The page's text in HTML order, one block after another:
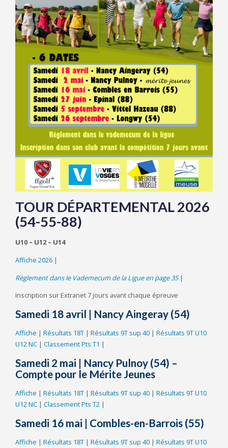
TOUR DÉPARTEMENTAL 2026
(54-55-88)
U10 – U12 – U14
Affiche 2026 |
Règlement dans le Vademecum de la Ligue en page 35 |
Inscription sur Extranet 7 jours avant chaque épreuve
Samedi 18 avril | Nancy Aingeray (54)
Affiche | Résultats 18T | Résultats 9T sup 40 | Résultats 9T U10
U12 NC | Classement Pts T1 |
Samedi 2 mai | Nancy Pulnoy (54) –
Compte pour le Mérite Jeunes
Affiche | Résultats 18T | Résultats 9T sup 40 | Résultats 9T U10
U12 NC | Classement Pts T2 |
Samedi 16 mai | Combles-en-Barrois (55)
Affiche | Résultats 18T | Résultats 9T sup 40 | Résultats 9T U10